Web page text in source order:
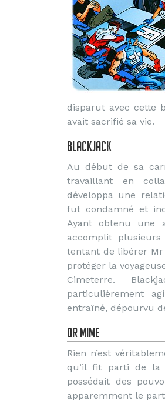
disparut avec cette
avait sacrifié sa vie.
Blackjack
Au début de sa
travaillant en
développa une
fut condamné et
Ayant obtenu une
accomplit
tentant de libérer Mr
protéger la
Cimeterre.
particulièrement
entraîné, dépourvu
Dr Mime
Rien n’est
qu’il fit parti de la
possédait des
apparemment le